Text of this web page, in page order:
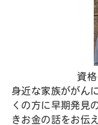
資
身近な家族ががん
くの方に早期発見
きお金の話をお伝